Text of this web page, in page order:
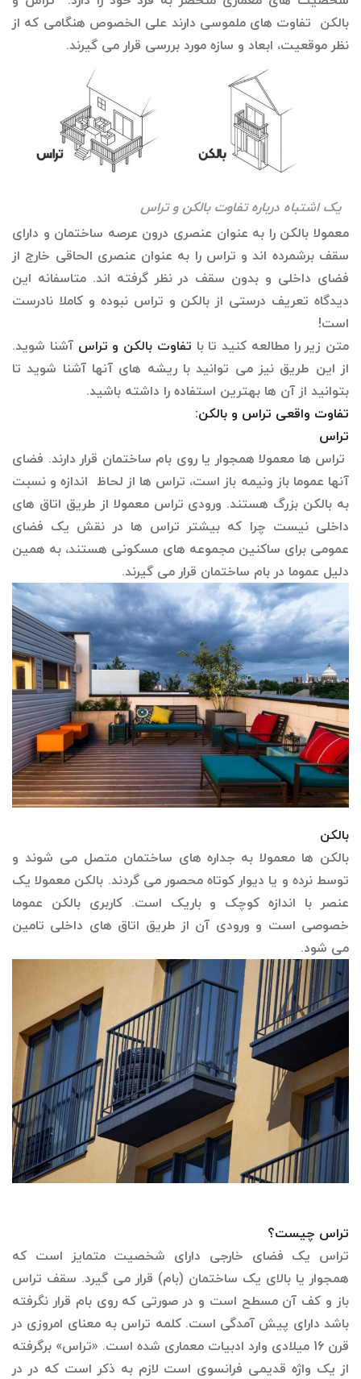
بالکن تفاوت های ملموسی دارند علی الخصوص هنگامی که از
نظر موقعیت، ابعاد و سازه مورد بررسی قرار می گیرند.
یک اشتباه درباره تفاوت بالکن و تراس
معمولا بالکن را به عنوان عنصری درون عرصه ساختمان و دارای
سقف برشمرده اند و تراس را به عنوان عنصری الحاقی خارج از
فضای داخلی و بدون سقف در نظر گرفته اند. متاسفانه این
دیدگاه تعریف درستی از بالکن و تراس نبوده و کاملا نادرست
است!
متن زیر را مطالعه کنید تا با تفاوت بالکن و تراس آشنا شوید.
از این طریق نیز می توانید با ریشه های آنها آشنا شوید تا
بتوانید از آن ها بهترین استفاده را داشته باشید.
تفاوت واقعی تراس و بالکن:
تراس
تراس ها معمولا همجوار یا روی بام ساختمان قرار دارند. فضای
آنها عموما باز ونیمه باز است، تراس ها از لحاظ اندازه و نسبت
به بالکن بزرگ هستند. ورودی تراس معمولا از طریق اتاق های
داخلی نیست چرا که بیشتر تراس ها در نقش یک فضای
عمومی برای ساکنین مجموعه­ های مسکونی هستند، به همین
دلیل عموما در بام ساختمان قرار می گیرند.
بالکن
بالکن ها معمولا به جداره های ساختمان متصل می شوند و
توسط نرده و یا دیوار کوتاه محصور می گردند. بالکن معمولا یک
عنصر با اندازه کوچک و باریک است. کاربری بالکن عموما
خصوصی است و ورودی آن از طریق اتاق های داخلی تامین
می شود.
تراس چیست؟
تراس یک فضای خارجی دارای شخصیت متمایز است که
همجوار یا بالای یک ساختمان (بام) قرار می گیرد. سقف تراس
باز و کف آن مسطح است و در صورتی که روی بام قرار نگرفته
باشد دارای پیش آمدگی است. کلمه تراس به معنای امروزی در
قرن 16 میلادی وارد ادبیات معماری شده است. «تراس» برگرفته
از یک واژه قدیمی فرانسوی است لازم به ذکر است که در در